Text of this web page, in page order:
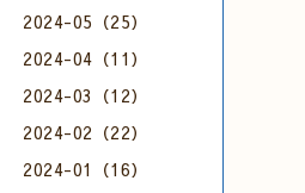
2024-05（25）
2024-04（11）
2024-03（12）
2024-02（22）
2024-01（16）